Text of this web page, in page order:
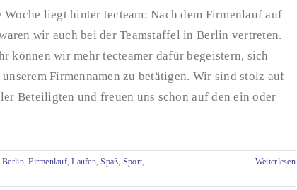
Woche liegt hinter tecteam: Nach dem Firmenlauf auf
wir auch bei der Teamstaffel in Berlin vertreten.
können wir mehr tecteamer dafür begeistern, sich
Firmennamen zu betätigen. Wir sind stolz auf
Beteiligten und freuen uns schon auf den ein oder
Berlin,Firmenlauf,Laufen,Spaß, Sport,
Weiterlesen